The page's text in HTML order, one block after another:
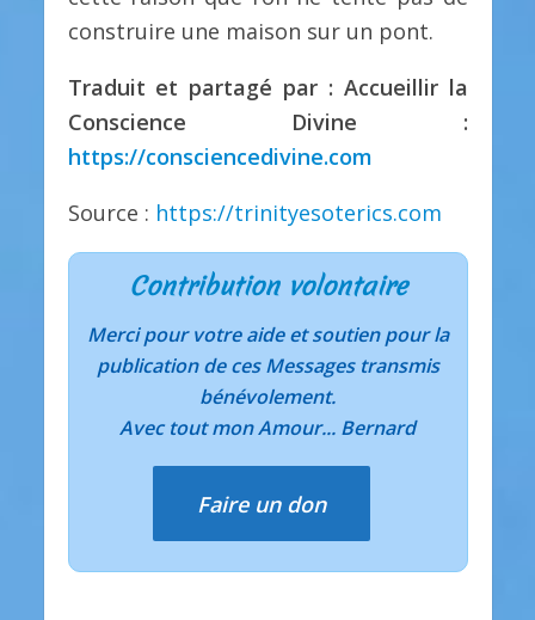
construire une maison sur un pont.
Traduit et partagé par : Accueillir la
Conscience Divine :
https://consciencedivine.com
Source : https://trinityesoterics.com
Contribution volontaire
Merci pour votre aide et soutien pour la
publication de ces Messages transmis
bénévolement.
Avec tout mon Amour... Bernard
Faire un don